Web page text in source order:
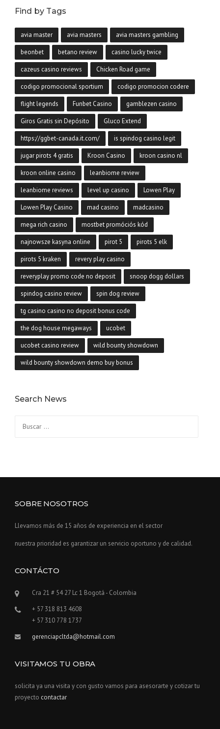
Find by Tags
avia master avia masters avia masters gambling
beonbet betano review casino lucky twice
cazeus casino reviews Chicken Road game
codigo promocional sportium codigo promocion codere
flight legends Funbet Casino gamblezen casino
Giros Gratis sin Depósito Gluco Extend
https://ggbet-canada.it.com/ is spindog casino legit
jugar pirots 4 gratis Kroon Casino kroon casino nl
kroon online casino leanbiome review
leanbiome reviews level up casino Lowen Play
Lowen Play Casino mad casino madcasino
mega rich casino mostbet promóciós kód
najnowsze kasyna online pirot 5 pirots 5 elk
pirots 5 kraken revery play casino
reveryplay promo code no deposit snoop dogg dollars
spindog casino review spin dog review
tg casino casino no deposit bonus code
the dog house megaways ucobet
ucobet casino review wild bounty showdown
wild bounty showdown demo buy bonus
Search News
SOBRE NOSOTROS
Llevamos más de 15 años de experiencia en el sector
nuestra prioridad es garantizar un servicio oportuno y de calidad.
CONTÁCTO
Cra 21 # 54 27 Lc 1 Bogotá - Colombia
+ 57 318 813 4608
+ 57 310 778 1737
gerenciapcltda@hotmail.com
VISITAMOS TU OBRA
solicita ya una visita y con gusto vamos para asesorarte y cotizar tu
proyecto contactar